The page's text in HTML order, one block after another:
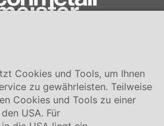
Meister GmbH
+49 5141-180
Cookies und Tools, um Ihnen
zu gewährleisten. Teilweise
Cookies und Tools zu einer
USA. Für